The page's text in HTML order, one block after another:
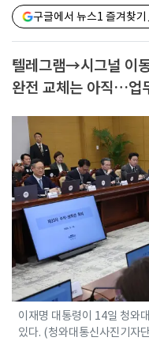
구글에서 뉴스1 즐겨찾기
텔레그램→시그널 이
완전 교체는 아직…업
이재명 대통령이 14일 청와
있다. (청와대통신사진기